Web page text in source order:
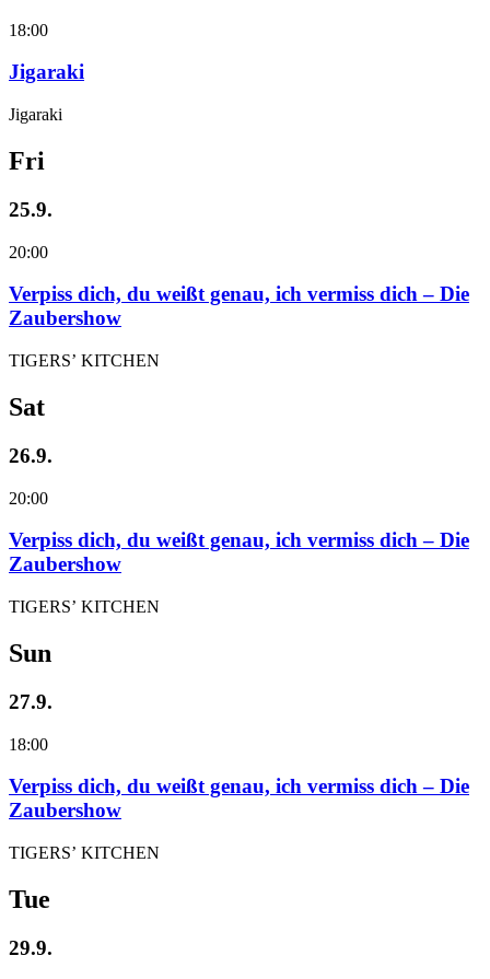
18:00
Jigaraki
Jigaraki
Fri
25.9.
20:00
Verpiss dich, du weißt genau, ich vermiss dich – Die
Zaubershow
TIGERS’ KITCHEN
Sat
26.9.
20:00
Verpiss dich, du weißt genau, ich vermiss dich – Die
Zaubershow
TIGERS’ KITCHEN
Sun
27.9.
18:00
Verpiss dich, du weißt genau, ich vermiss dich – Die
Zaubershow
TIGERS’ KITCHEN
Tue
29.9.